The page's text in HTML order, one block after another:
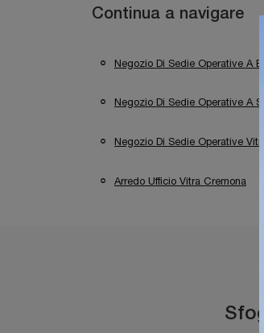
Continua a navigare
Negozio Di Sedie Operative A
Negozio Di Sedie Operative A
Negozio Di Sedie Operative
Arredo Ufficio Vitra Cremona